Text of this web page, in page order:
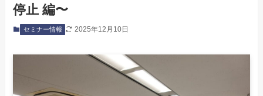
停止 編〜
セミナー情報 2025年12月10日